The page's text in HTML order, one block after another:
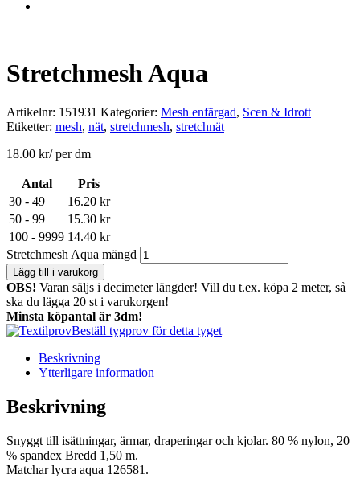
Stretchmesh Aqua
Artikelnr: 151931 Kategorier: Mesh enfärgad, Scen & Idrott
Etiketter: mesh, nät, stretchmesh, stretchnät
18.00 kr/ per dm
Antal
Pris
30 - 49
16.20 kr
50 - 99
15.30 kr
100 - 9999 14.40 kr
Stretchmesh Aqua mängd
Lägg till i varukorg
OBS! Varan säljs i decimeter längder! Vill du t.ex. köpa 2 meter, så
ska du lägga 20 st i varukorgen!
Minsta köpantal är 3dm!
Beställ tygprov för detta tyget
Beskrivning
Ytterligare information
Beskrivning
Snyggt till isättningar, ärmar, draperingar och kjolar. 80 % nylon, 20
% spandex Bredd 1,50 m.
Matchar lycra aqua 126581.